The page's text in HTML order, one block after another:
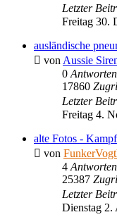
Letzter
Freitag 30.
ausländische
von Aussie
0 Antworten
17860
Letzter
Freitag 4.
alte Fotos -
von
4 Antworten
25387
Letzter
Dienstag 2.